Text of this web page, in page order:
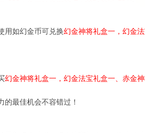
用如幻金币可兑换幻金神将礼盒一，幻金
幻金神将礼盒一，幻金法宝礼盒一、赤金
的最佳机会不容错过！